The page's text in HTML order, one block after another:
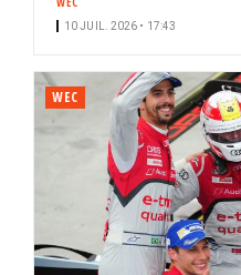
10 JUIL. 2026 • 17:43
WEC